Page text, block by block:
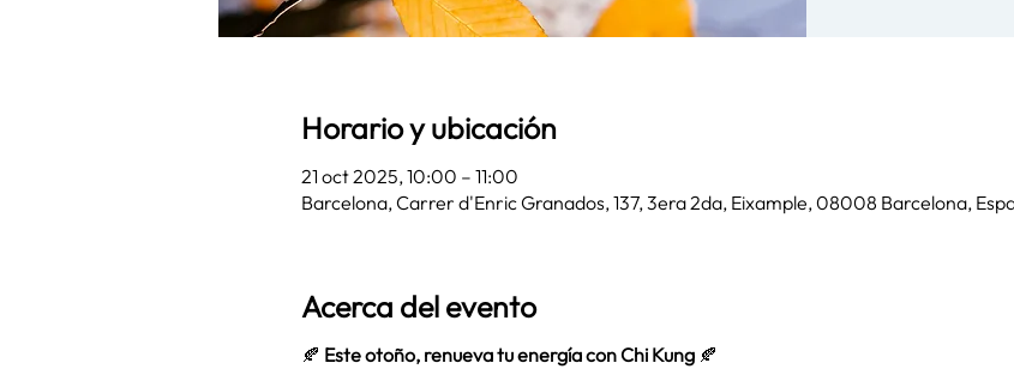
Horario y ubicación
21 oct 2025, 10:00 – 11:00
Barcelona, Carrer d'Enric Granados, 137, 3era 2da, Eixample, 08008 Barcelona,
Acerca del evento
🍂 Este otoño, renueva tu energía con Chi Kung 🍂